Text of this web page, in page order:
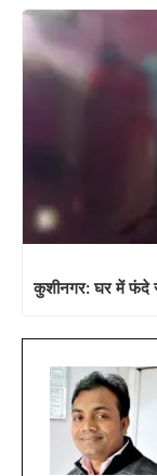
कुशीनगर: घर में फंदे